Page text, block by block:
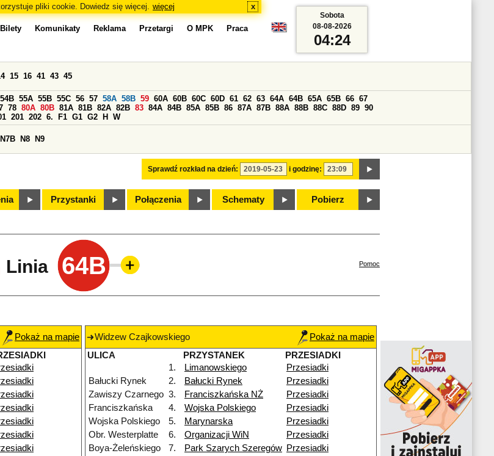
pliki cookie. Dowiedz się więcej. więcej x
Bilety Komunikaty Reklama Przetargi O MPK Praca
Sprawdź rozkład na dzień: i godzinę:
15 16 41 43 45
54B 55A 55B 55C 56 57 58A 58B 59 60A 60B 60C 60D 61 62 63 64A 64B 65A 65B 66 67
78 80A 80B 81A 81B 82A 82B 83 84A 84B 85A 85B 86 87A 87B 88A 88B 88C 88D 89 90
201 202 6. F1 G1 G2 H W
N7B N8 N9
Przystanki Połączenia Schematy Pobierz
Sobota
08-08-2026
04:24
Linia 64B Pomoc
Pokaż na mapie
Widzew Czajkowskiego
Pokaż na mapie
ULICA
PRZYSTANEK
PRZESIADKI
1.
Limanowskiego
Przesiadki
Bałucki Rynek
2. Bałucki Rynek
Przesiadki
Zawiszy Czarnego 3. Franciszkańska NŻ
Przesiadki
Franciszkańska
4. Wojska Polskiego
Przesiadki
Wojska Polskiego
5. Marynarska
Przesiadki
Obr. Westerplatte
6. Organizacji WiN
Przesiadki
Boya-Żeleńskiego
7. Park Szarych Szeregów Przesiadki